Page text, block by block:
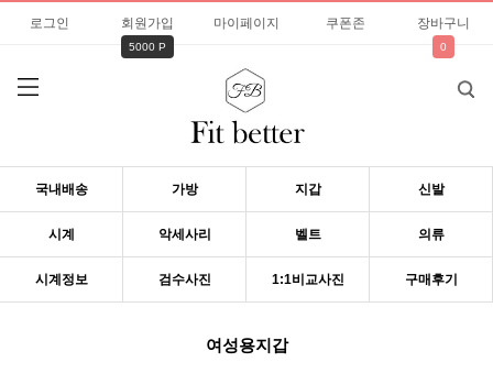
로그인 회원가입
5000 P
마이페이지 쿠폰존 장바구니
0
국내배송 가방 지갑 신발
시계 악세사리 벨트 의류
시계정보 검수사진 1:1비교사진 구매후기
여성용지갑